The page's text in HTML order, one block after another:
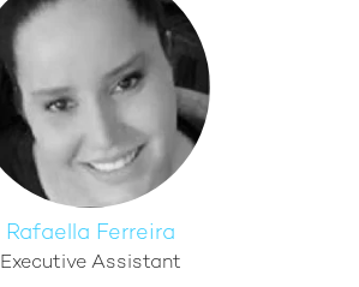
Rafaella Ferreira
Executive Assistant